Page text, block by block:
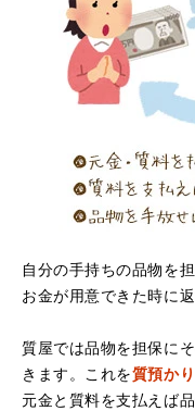
（大阪府寝屋川市）
店買い取りより高く
説明もわかりやすく
たです。
（大阪府堺市）電話対
してもとても優しく
でお世話になろうと
た。
自分の手持ちの品物を
お金が用意できた時に
質屋では品物を担保に
きます。これを質預かり
元金と質料を支払えば